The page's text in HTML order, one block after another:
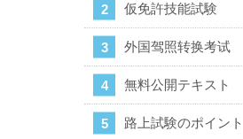
仮免許技能試験
外国驾照转换考试
無料公開テキスト
路上試験のポイント